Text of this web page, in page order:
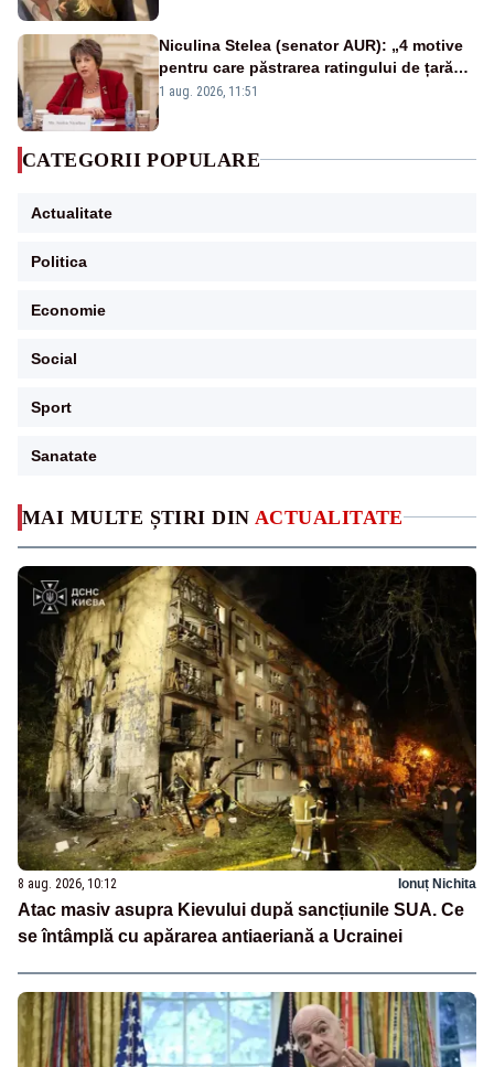
MAI MULTE ȘTIRI DIN ACTUALITATE
8 aug. 2026, 10:12 Ionuț Nichita
Atac masiv asupra Kievului după sancțiunile SUA. Ce
se întâmplă cu apărarea antiaeriană a Ucrainei
Niculina Stelea (senator AUR): „4 motive
pentru care păstrarea ratingului de țară
nu este o reușită pentru Guvernul
1 aug. 2026, 11:51
CATEGORII POPULARE
Actualitate
Politica
Economie
Social
Sport
Sanatate